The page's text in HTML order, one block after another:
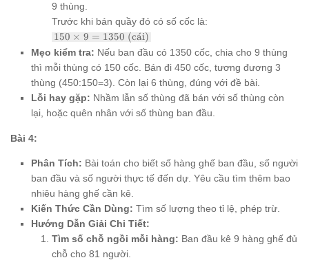
thùng}
\text{
(cái)}
9 thùng.
Trước khi bán quầy đó có số cốc là:
150
\times
9 =
1350
\text{
(cái)}
150 × 9 = 1350 (ca
ˊi)
Mẹo kiểm tra: Nếu ban đầu có 1350 cốc, chia cho 9 thùng
thì mỗi thùng có 150 cốc. Bán đi 450 cốc, tương đương 3
thùng (450:150=3). Còn lại 6 thùng, đúng với đề bài.
Lỗi hay gặp: Nhầm lẫn số thùng đã bán với số thùng còn
lại, hoặc quên nhân với số thùng ban đầu.
Bài 4:
Phân Tích: Bài toán cho biết số hàng ghế ban đầu, số người
ban đầu và số người thực tế đến dự. Yêu cầu tìm thêm bao
nhiêu hàng ghế cần kê.
Kiến Thức Cần Dùng: Tìm số lượng theo tỉ lệ, phép trừ.
Hướng Dẫn Giải Chi Tiết:
Tìm số chỗ ngồi mỗi hàng: Ban đầu kê 9 hàng ghế đủ
chỗ cho 81 người.